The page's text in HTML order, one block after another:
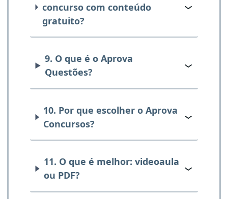
concurso com conteúdo
gratuito?
9. O que é o Aprova
Questões?
10. Por que escolher o Aprova
Concursos?
11. O que é melhor: videoaula
ou PDF?